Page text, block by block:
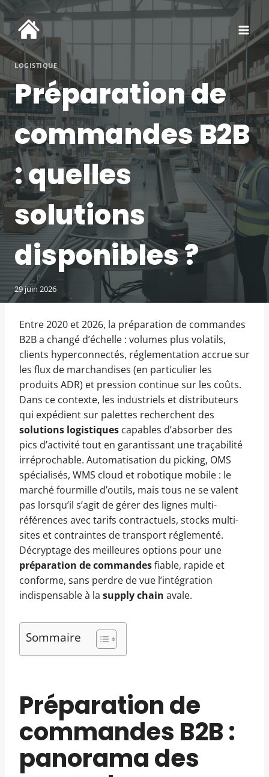
Aller
au
contenu
LOGISTIQUE
Préparation de
commandes B2B
: quelles
solutions
disponibles ?
29 juin 2026
Entre 2020 et 2026, la préparation de commandes
B2B a changé d’échelle : volumes plus volatils,
clients hyperconnectés, réglementation accrue sur
les flux de marchandises (en particulier les
produits ADR) et pression continue sur les coûts.
Dans ce contexte, les industriels et distributeurs
qui expédient sur palettes recherchent des
solutions logistiques capables d’absorber des
pics d’activité tout en garantissant une traçabilité
irréprochable. Automatisation du picking, OMS
spécialisés, WMS cloud et robotique mobile : le
marché fourmille d’outils, mais tous ne se valent
pas lorsqu’il s’agit de gérer des lignes multi-
références avec tarifs contractuels, stocks multi-
sites et contraintes de transport réglementé.
Décryptage des meilleures options pour une
préparation de commandesfiable, rapide et
conforme, sans perdre de vue l’intégration
indispensable à la supply chain avale.
Sommaire
Préparation de
commandes B2B :
panorama des